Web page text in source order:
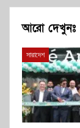
আরো দেখুনঃ
সারাদেশ